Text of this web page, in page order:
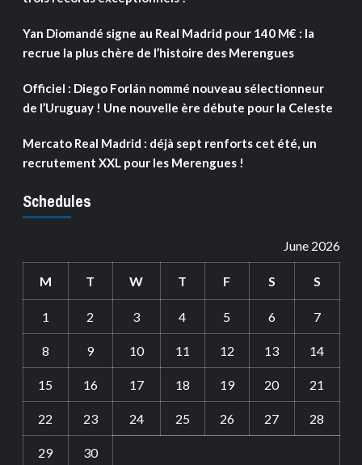
Yan Diomandé signe au Real Madrid pour 140 M€ : la
recrue la plus chère de l’histoire des Merengues
Officiel : Diego Forlán nommé nouveau sélectionneur
de l’Uruguay ! Une nouvelle ère débute pour la Celeste
Mercato Real Madrid : déjà sept renforts cet été, un
recrutement XXL pour les Merengues !
Schedules
June 2026
M T W T F S S
1 2 3 4 5 6 7
8 9 10 11 12 13 14
15 16 17 18 19 20 21
22 23 24 25 26 27 28
29 30